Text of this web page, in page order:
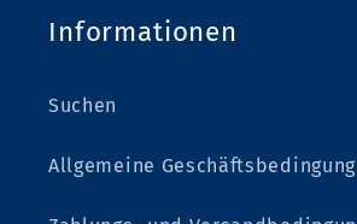
Informationen
Suchen
Allgemeine